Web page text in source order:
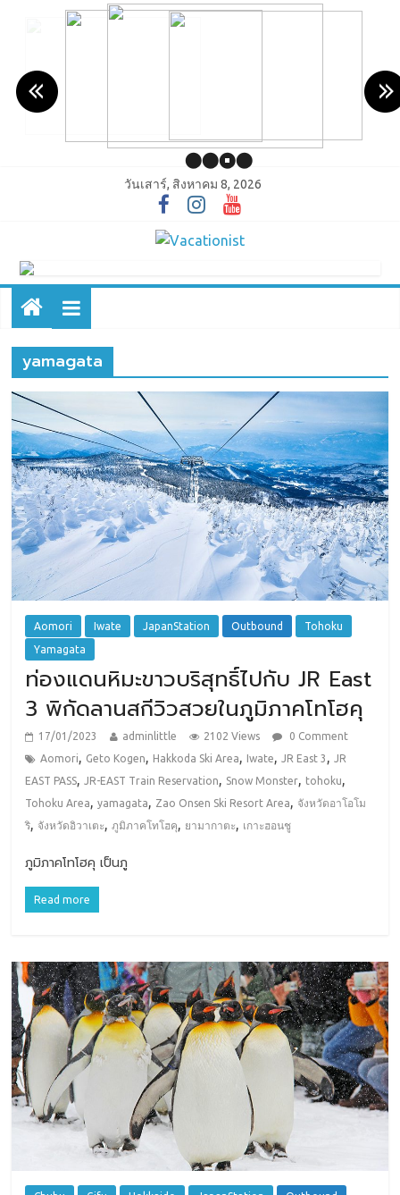
วันเสาร์, สิงหาคม 8, 2026
yamagata
Aomori Iwate JapanStation Outbound
Tohoku
Yamagata
ท่องแดนหิมะขาวบริสุทธิ์ไปกับ JR East
3 พิกัดลานสกีวิวสวยในภูมิภาคโทโฮคุ
17/01/2023 adminlittle 2102 Views
0 Comment
Aomori, Geto Kogen, Hakkoda Ski Area, Iwate,JR East 3 ,JR
EAST PASS,JR-EAST Train Reservation, Snow Monster, tohoku,
Tohoku Area,yamagata, Zao Onsen Ski Resort Area, จังหวัดอาโอโม
ริ, จังหวัดอิวาเตะ,ภูมิภาคโทโฮคุ, ยามากาตะ, เกาะฮอนชู
ภูมิภาคโทโฮคุ เป็นภู
Read more